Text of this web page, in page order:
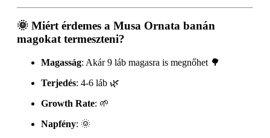
🌞 Miért érdemes a Musa Ornata banán
magokat termeszteni?
Magasság: Akár 9 láb magasra is megnőhet 🌳
Terjedés: 4-6 láb 🌿
Growth Rate: 🌱
Napfény: 🌞